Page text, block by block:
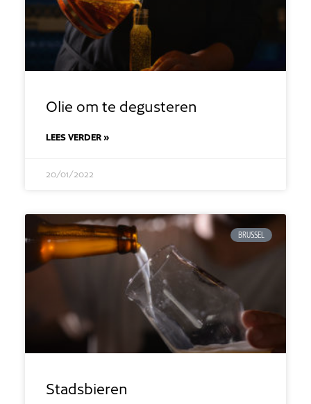
Olie om te degusteren
LEES VERDER »
20/01/2022
BRUSSEL
Stadsbieren